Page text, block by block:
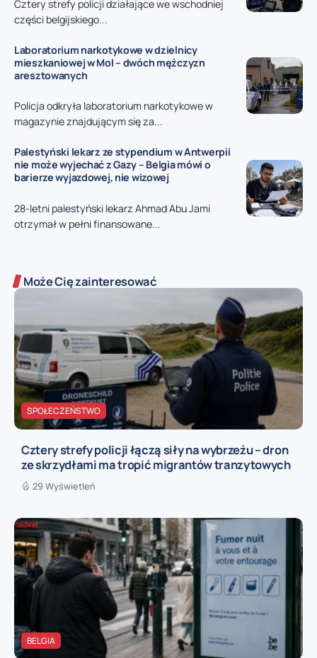
Cztery strefy policji działające we wschodniej
części belgijskiego...
Laboratorium narkotykowe w dzielnicy
mieszkaniowej w Mol – dwóch mężczyzn
aresztowanych
Policja odkryła laboratorium narkotykowe w
magazynie znajdującym się za...
Palestyński lekarz ze stypendium w Antwerpii
nie może wyjechać z Gazy – Belgia mówi o
barierze wyjazdowej, nie wizowej
28-letni palestyński lekarz Ahmad Abu Jami
otrzymał w pełni finansowane...
Może Cię zainteresować
SPOŁECZEŃSTWO
Cztery strefy policji łączą siły na wybrzeżu – dron
ze skrzydłami ma tropić migrantów tranzytowych
29 Wyświetleń
BELGIA